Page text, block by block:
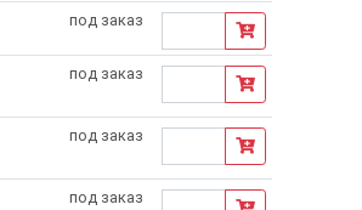
под заказ
под заказ
под заказ
под заказ